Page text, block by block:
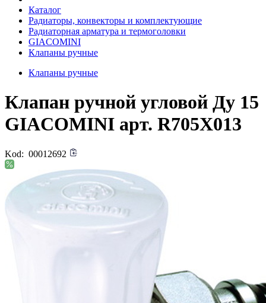
Каталог
Радиаторы, конвекторы и комплектующие
Радиаторная арматура и термоголовки
GIACOMINI
Клапаны ручные
Клапаны ручные
Клапан ручной угловой Ду 15
GIACOMINI арт. R705X013
Kod: 00012692